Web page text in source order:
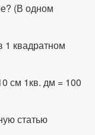
(В одном
1 квадратном
см 1кв. дм = 100
статью